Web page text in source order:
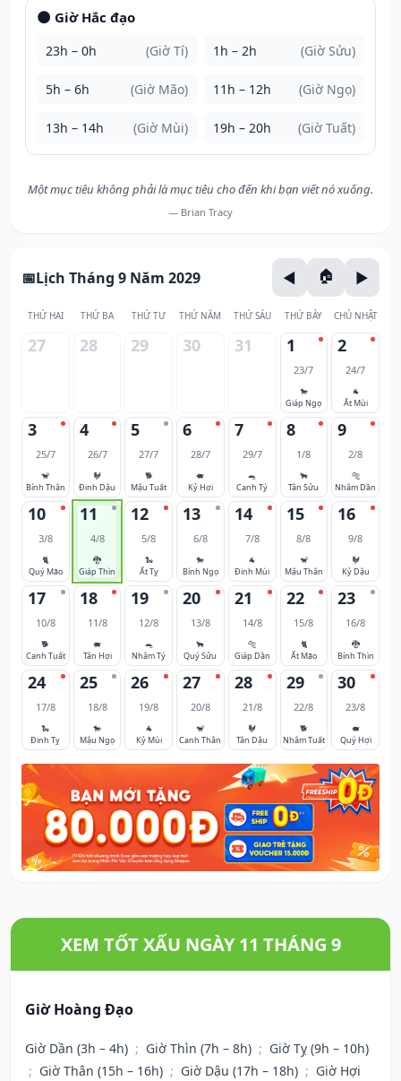
🌑 Giờ Hắc đạo
23h – 0h (Giờ Tí) 1h – 2h (Giờ Sửu)
5h – 6h (Giờ Mão) 11h – 12h (Giờ Ngọ)
13h – 14h (Giờ Mùi) 19h – 20h (Giờ Tuất)
Một mục tiêu không phải là mục tiêu cho đến khi bạn viết nó xuống.
— Brian Tracy
Lịch Tháng 9 Năm 2029
THỨ HAI THỨ BA THỨ TƯ THỨ NĂM THỨ SÁU THỨ BẢY CHỦ NHẬT
27 28 29 30 31 1
23/7
🐎
Giáp Ngọ
2
24/7
🐐
Ất Mùi
3
25/7
🐒
Bính Thân
4
26/7
🐓
Đinh Dậu
5
27/7
🐕
Mậu Tuất
6
28/7
🐖
Kỷ Hợi
7
29/7
🐀
Canh Tý
8
1/8
🐂
Tân Sửu
9
2/8
🐅
Nhâm Dần
10
3/8
🐈
Quý Mão
11
4/8
🐉
Giáp Thìn
12
5/8
🐍
Ất Tỵ
13
6/8
🐎
Bính Ngọ
14
7/8
🐐
Đinh Mùi
15
8/8
🐒
Mậu Thân
16
9/8
🐓
Kỷ Dậu
17
10/8
🐕
Canh Tuất
18
11/8
🐖
Tân Hợi
19
12/8
🐀
Nhâm Tý
20
13/8
🐂
Quý Sửu
21
14/8
🐅
Giáp Dần
22
15/8
🐈
Ất Mão
23
16/8
🐉
Bính Thìn
24
17/8
🐍
Đinh Tỵ
25
18/8
🐎
Mậu Ngọ
26
19/8
🐐
Kỷ Mùi
27
20/8
🐒
Canh Thân
28
21/8
🐓
Tân Dậu
29
22/8
🐕
Nhâm Tuất
30
23/8
🐖
Quý Hợi
XEM TỐT XẤU NGÀY 11 THÁNG 9
Giờ Hoàng Đạo
Giờ Dần (3h – 4h) ; Giờ Thìn (7h – 8h) ; Giờ Tỵ (9h – 10h)
; Giờ Thân (15h – 16h) ; Giờ Dậu (17h – 18h) ; Giờ Hợi